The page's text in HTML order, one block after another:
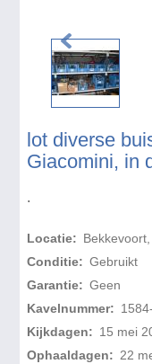
lot diverse
Giacomini, in
.
Locatie:
Conditie: Gebruikt
Garantie: Geen
Kavelnummer:
Kijkdagen: 15 mei
Ophaaldagen: 22